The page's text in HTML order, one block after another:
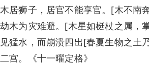
居狮子，居官不能享官。[木不南
木为灾难避。[木星如梃杖之属
猛水，而崩溃四出[春夏生物之土
宫。《十一曜定格》